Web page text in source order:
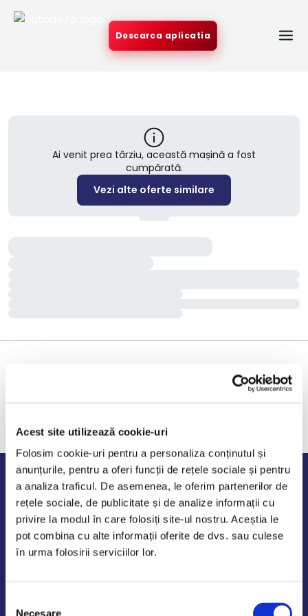
Acest site utilizează cookie-uri
Folosim cookie-uri pentru a personaliza conținutul și
anunțurile, pentru a oferi funcții de rețele sociale și pentru
a analiza traficul. De asemenea, le oferim partenerilor de
rețele sociale, de publicitate și de analize informații cu
privire la modul în care folosiți site-ul nostru. Aceștia le
pot combina cu alte informații oferite de dvs. sau culese
în urma folosirii serviciilor lor.
Necesare
Descarca aplicatia
Ai venit prea târziu, această mașină a fost
cumpărată.
Vezi alte oferte similare
Program de lucru
Luni - Vineri: 09:00-18:00
Sambata - Duminica: 10:00-14:00